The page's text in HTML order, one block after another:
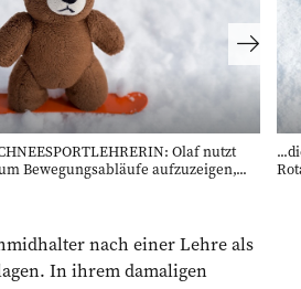
Olaf nutzt
Bewegungsabläufe aufzuzeigen,...
nach einer Lehre als
In ihrem damaligen